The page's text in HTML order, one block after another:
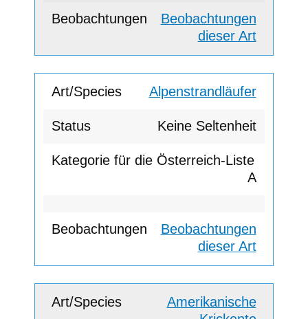
Beobachtungen
dieser Art
Alpenstrandläufer
Keine Seltenheit
A
Beobachtungen
dieser Art
Amerikanische